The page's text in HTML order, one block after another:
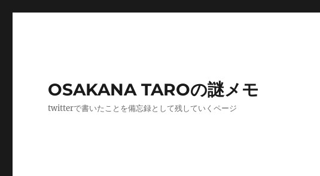
OSAKANA TAROの謎メモ
twitterで書いたことを備忘録として残していくページ